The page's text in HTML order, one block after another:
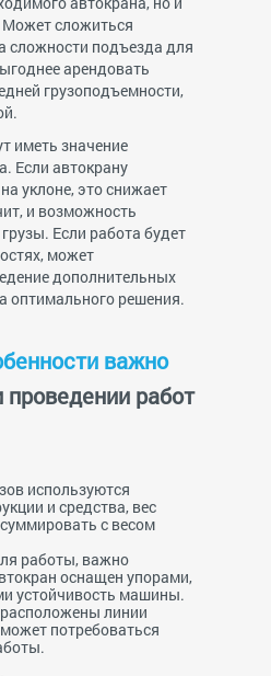
Может сложиться
сложности подъезда для
арендовать
грузоподъемности,
иметь значение
Если автокрану
уклоне, это снижает
и возможность
Если работа будет
может
дополнительных
оптимального решения.
важно
проведении работ
используются
и средства, вес
с весом
работы, важно
оснащен упорами,
устойчивость машины.
линии
потребоваться